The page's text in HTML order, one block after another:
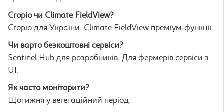
Cropio чи Climate FieldView?
Cropio для України. Climate FieldView преміум-функції.
Чи варто безкоштовні сервіси?
Sentinel Hub для розробників. Для фермерів сервіси з
UI.
Як часто моніторити?
Щотижня у вегетаційний період.